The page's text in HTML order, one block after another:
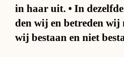
in haar uit. • In
den wij en be­tre­den wij
wij be­staan en niet